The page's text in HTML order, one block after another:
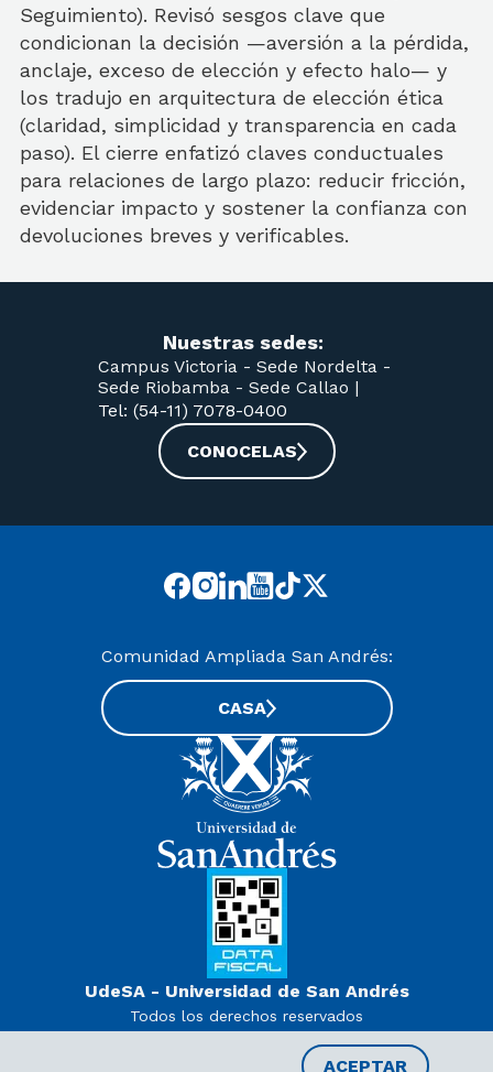
Seguimiento). Revisó sesgos clave que
condicionan la decisión —aversión a la pérdida,
anclaje, exceso de elección y efecto halo— y
los tradujo en arquitectura de elección ética
(claridad, simplicidad y transparencia en cada
paso). El cierre enfatizó claves conductuales
para relaciones de largo plazo: reducir fricción,
evidenciar impacto y sostener la confianza con
devoluciones breves y verificables.
ACEPTAR
Nuestras sedes:
Campus Victoria - Sede Nordelta -
Sede Riobamba - Sede Callao |
Tel: (54-11) 7078-0400
CONOCELAS
UdeSA - Universidad de San Andrés
Todos los derechos reservados
Decreto PEN 978/07
Comunidad Ampliada San Andrés:
CASA